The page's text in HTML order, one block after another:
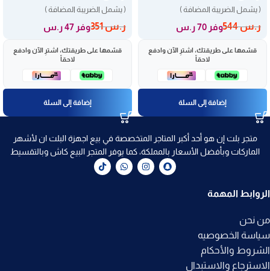
( يشمل الضريبة المضافة )
ر.س544 وفر 70 ر.س
قسّمها على طريقتك، اشترِ الآن وادفع
لاحقاً
إضافة إلى السلة
( يشمل الضريبة المضافة )
ر.س351 وفر 47 ر.س
قسّمها على طريقتك، اشترِ الآن وادفع
لاحقاً
إضافة إلى السلة
متجر بلت إن هو أحد أكبر المتاجر المتخصصة في بيع اجهزة البلت ان لأشهر
الماركات وبأفضل الأسعار بالمملكة، كما يوفر المتجر البيع كاش وبالتقسيط
الروابط المهمة
من نحن
سياسة الخصوصيه
الشروط والأحكام
الاسترجاع والاستبدال